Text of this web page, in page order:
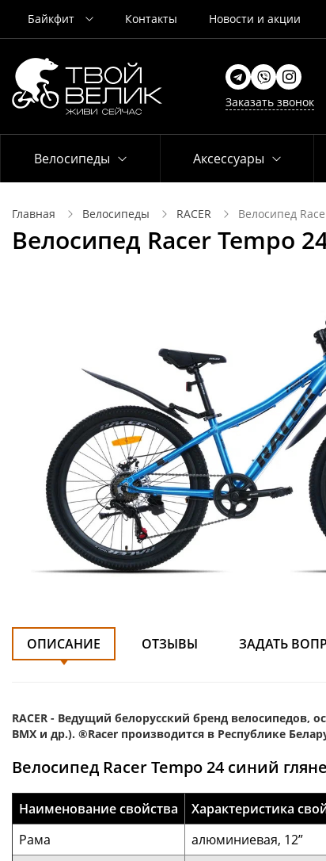
Байкфит Контакты Новости и акции
Заказать звонок
Велосипеды Аксессуары
Главная Велосипеды RACER Велосипед
Велосипед Racer Tempo
ОПИСАНИЕ ОТЗЫВЫ ЗАДАТЬ
RACER - Ведущий белорусский бренд
BMX и др.). ®Racer производится в Республике
Велосипед Racer Tempo 24 синий
Наименование свойства
Характеристика
Рама
алюминиевая, 12”